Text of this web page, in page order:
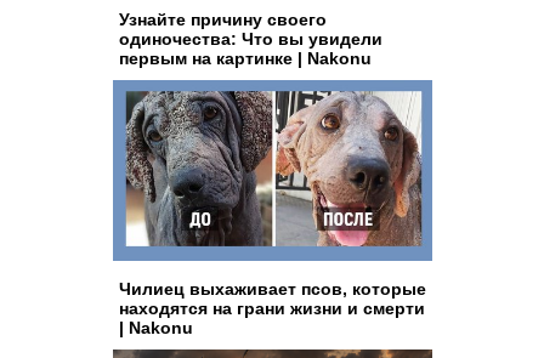
Узнайте причину своего
одиночества: Что вы увидели
первым на картинке | Nakonu
Чилиец выхаживает псов, которые
находятся на грани жизни и смерти
| Nakonu